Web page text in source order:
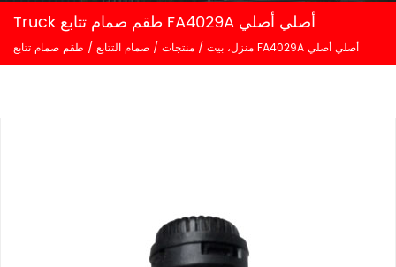
Truck طقم صمام تتابع FA4029A أصلي أصلي
منزل، بيت / منتجات / صمام التتابع / طقم صمام تتابع FA4029A أصلي أصلي